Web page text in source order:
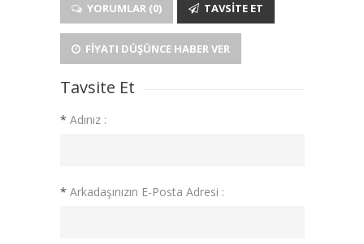
YORUMLAR (0) TAVSITE ET
FIYATI DÜŞÜNCE HABER VER
Tavsite Et
* Adınız :
* Arkadaşınızın E-Posta Adresi :